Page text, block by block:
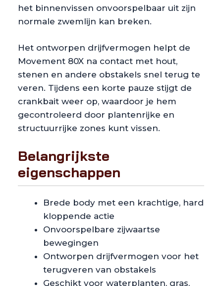
het binnenvissen onvoorspelbaar uit zijn
normale zwemlijn kan breken.
Het ontworpen drijfvermogen helpt de
Movement 80X na contact met hout,
stenen en andere obstakels snel terug te
veren. Tijdens een korte pauze stijgt de
crankbait weer op, waardoor je hem
gecontroleerd door plantenrijke en
structuurrijke zones kunt vissen.
Belangrijkste
eigenschappen
Brede body met een krachtige, hard
kloppende actie
Onvoorspelbare zijwaartse
bewegingen
Ontworpen drijfvermogen voor het
terugveren van obstakels
Geschikt voor waterplanten, gras,